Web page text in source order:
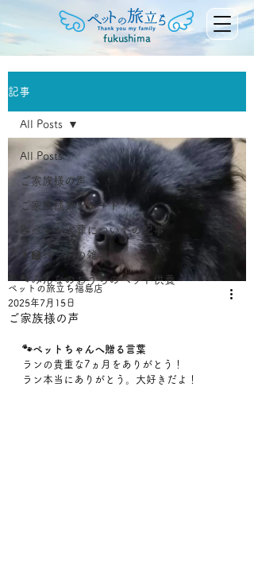
fukushima
記事
All Posts
ご家族様の声
ご家族様アンケート
📝ペット火葬についての記事
👨‍🏫ペットの雑学
🐾みんなのおうちのペット供養
All Posts
ご家族様の声
ペットの旅立ち福島店
2025年7月15日
🐾ペットちゃんへ贈る言葉
ランの貴重な7ヵ月をありがとう！
ラン本当にありがとう。大好きだよ！